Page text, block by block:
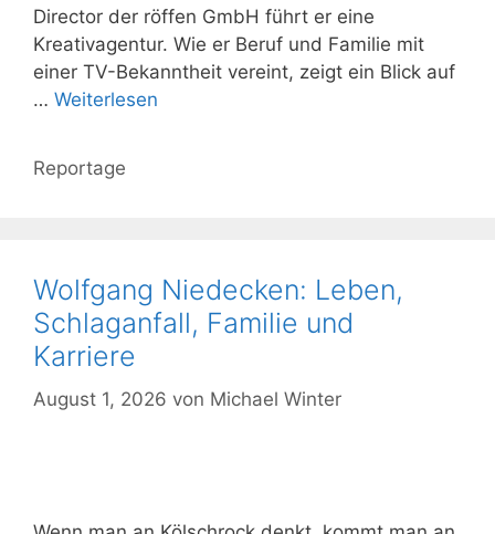
Director der röffen GmbH führt er eine
Kreativagentur. Wie er Beruf und Familie mit
einer TV-Bekanntheit vereint, zeigt ein Blick auf
… Weiterlesen
Kategorien
Reportage
Wolfgang Niedecken: Leben,
Schlaganfall, Familie und
Karriere
August 1, 2026 von Michael Winter